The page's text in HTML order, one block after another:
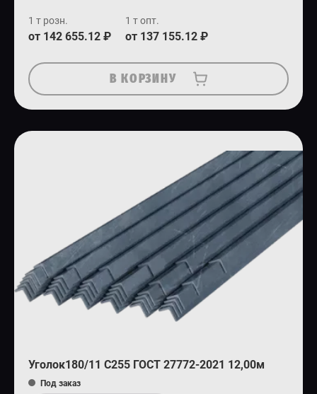
1 т розн.
от 142 655.12 ₽
1 т опт.
от 137 155.12 ₽
В КОРЗИНУ
Уголок180/11 С255 ГОСТ 27772-2021 12,00м
Под заказ